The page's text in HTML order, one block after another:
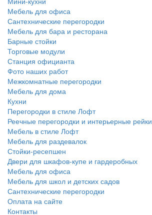
Мебель для офиса
Сантехнические перегородки
Мебель для бара и ресторана
Барные стойки
Торговые модули
Станция официанта
Фото наших работ
Межкомнатные перегородки
Мебель для дома
Кухни
Перегородки в стиле Лофт
Реечные перегородки и интерьерные рейки
Мебель в стиле Лофт
Мебель для раздевалок
Стойки-ресепшен
Двери для шкафов-купе и гардеробных
Мебель для офиса
Мебель для школ и детских садов
Сантехнические перегородки
Оплата на сайте
Контакты